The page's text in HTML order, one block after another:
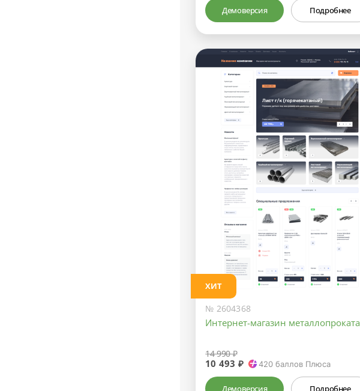
Демоверсия Подробнее
ХИТ
№ 2604368
Интернет-магазин металлопроката
14 990 ₽
10 493 ₽ 420баллов Плюса
Демоверсия Подробнее